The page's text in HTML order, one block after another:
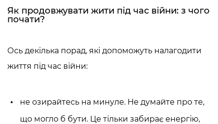
Як продовжувати жити під час війни: з чого
почати?
Ось декілька порад, які допоможуть налагодити
життя під час війни:
не озирайтесь на минуле. Не думайте про те,
що могло б бути. Це тільки забирає енергію,